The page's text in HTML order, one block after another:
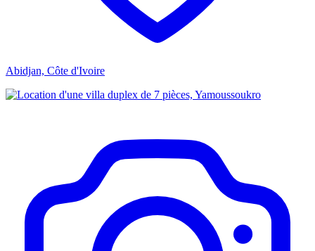
Abidjan, Côte d'Ivoire